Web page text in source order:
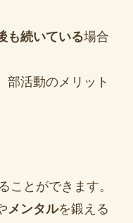
も続いている場合
部活動のメリット
ことができます。
メンタルを鍛える